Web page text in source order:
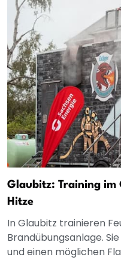
Glaubitz: Training im
Hitze
In Glaubitz trainieren
Brandübungsanlage.
und einen möglichen